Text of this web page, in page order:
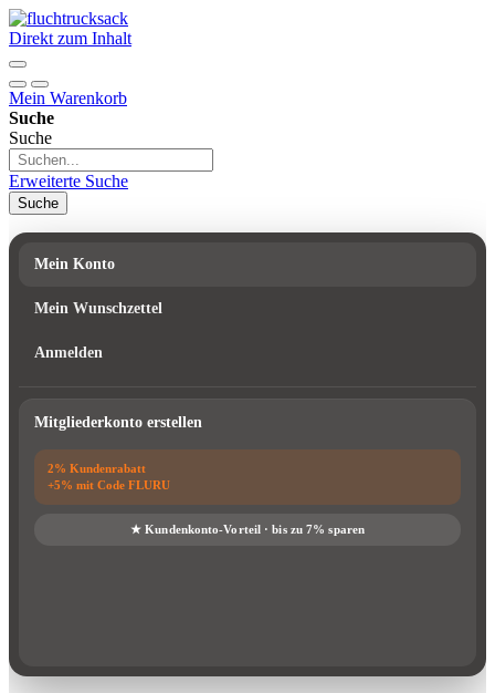
Direkt zum Inhalt
Mein Warenkorb
Suche
Suche
Erweiterte Suche
Suche
Mein Konto
Mein Wunschzettel
Anmelden
Mitgliederkonto erstellen